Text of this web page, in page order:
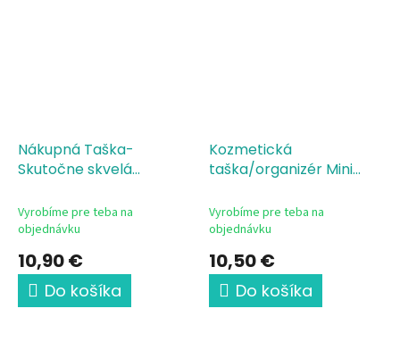
Nákupná Taška-
Skutočne skvelá
Vyrobíme pre teba na
objednávku
10,90 €
Do košíka
Kozmetická
taška/organizér Mini
učiteľka/učiteľ
Vyrobíme pre teba na
objednávku
10,50 €
Do košíka